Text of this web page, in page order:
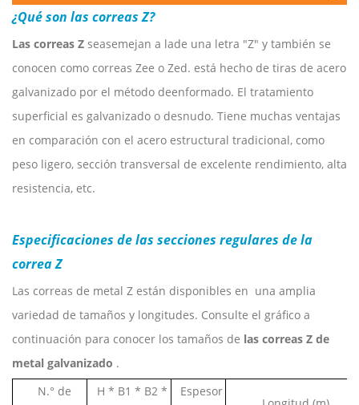
¿Qué son las correas Z?
Las correas Z seasemejan a lade una letra "Z" y también se
conocen como correas Zee o Zed. está hecho de tiras de acero
galvanizado por el método deenformado. El tratamiento
superficial es galvanizado o desnudo. Tiene muchas ventajas
en comparación con el acero estructural tradicional, como
peso ligero, sección transversal de excelente rendimiento, alta
resistencia, etc.
Especificaciones de las secciones regulares de la
correa Z
Las correas de metal Z están disponibles en una amplia
variedad de tamaños y longitudes. Consulte el gráfico a
continuación para conocer los tamaños de las correas Z de
metal galvanizado .
N.° de
H * B1 * B2 *
Espesor